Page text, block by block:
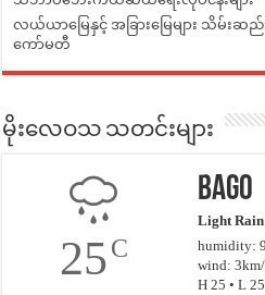
လယ်ယာမြေနှင့် အခြားမြေများ သိမ်းဆည်
ကော်မတီ
မိုးလေဝသ သတင်းများ
25C
Bago
Light Rain
humidity:
wind:
H 25 • L 25